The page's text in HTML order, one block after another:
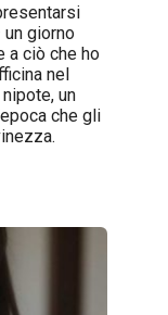
giorno
a ciò che ho
nel
un
che gli